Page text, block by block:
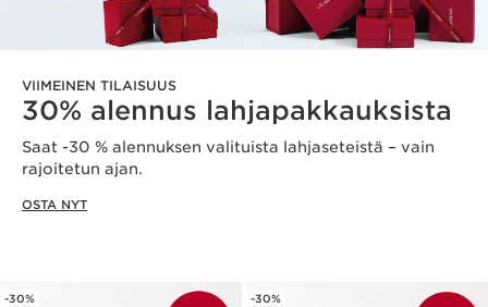
VIIMEINEN TILAISUUS
30% alennus lahjapakkauksista
Saat -30 % alennuksen valituista lahjaseteistä – vain
rajoitetun ajan.
OSTA NYT
-30% -30%